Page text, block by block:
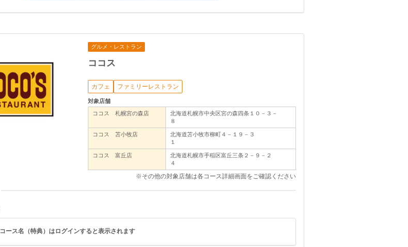
グルメ・レストラン
ココス
カフェ ファミリーレストラン
対象店舗
ココス 札幌宮の森店
北海道札幌市中央区宮の森四条１０－３－
８
ココス 苫小牧店
北海道苫小牧市柳町４－１９－３
１
ココス 富丘店
北海道札幌市手稲区富丘三条２－９－２
４
※その他の対象店舗は各コース詳細画面をご確認ください
コース名（特典）はログインすると表示されます